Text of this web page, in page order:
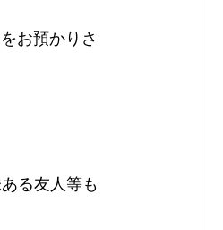
お預かりさ
る友人等も